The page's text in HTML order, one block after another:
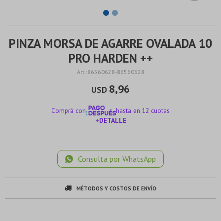
PINZA MORSA DE AGARRE OVALADA 10
PRO HARDEN ++
86560628-86560628
USD 8,96
Comprá con
hasta en 12 cuotas
+DETALLE
Consulta por WhatsApp
MÉTODOS Y COSTOS DE ENVÍO